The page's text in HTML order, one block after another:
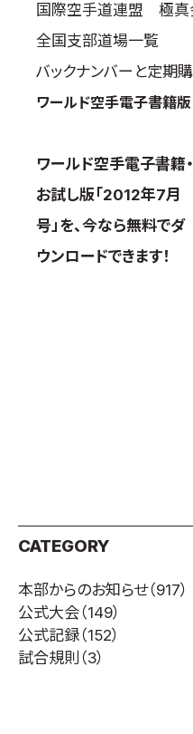
国際空手道連盟 極真
全国支部道場一覧
バックナンバーと定期
ワールド空手電子書籍版
ワールド空手電子書籍・
お試し版「2012年7月
号」を、今なら無料でダ
ウンロードできます！
CATEGORY
本部からのお知らせ（917）
公式大会（149）
公式記録（152）
試合規則 （3）